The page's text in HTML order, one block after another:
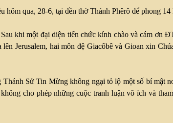
qua, 28-6, tại đền thờ Thánh Phêrô để phong
khi một đại diện tiến chức kính chào và cám ơn
Jerusalem, hai môn đệ Giacôbê và Gioan xin
Sử Tin Mừng không ngại tỏ lộ một số bí mật
cho phép những cuộc tranh luận vô ích và